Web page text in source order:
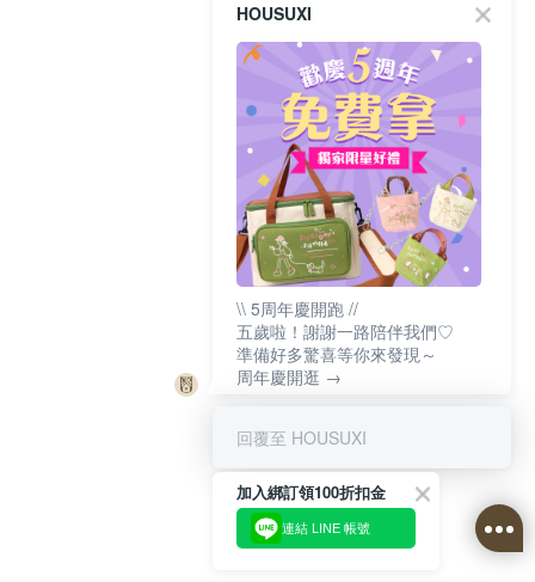
HOUSUXI
\\ 5周年慶開跑 //
五歲啦！謝謝一路陪伴我們♡
準備好多驚喜等你來發現～
周年慶開逛 →
回覆至 HOUSUXI
加入綁訂領100折扣金
連結 LINE 帳號